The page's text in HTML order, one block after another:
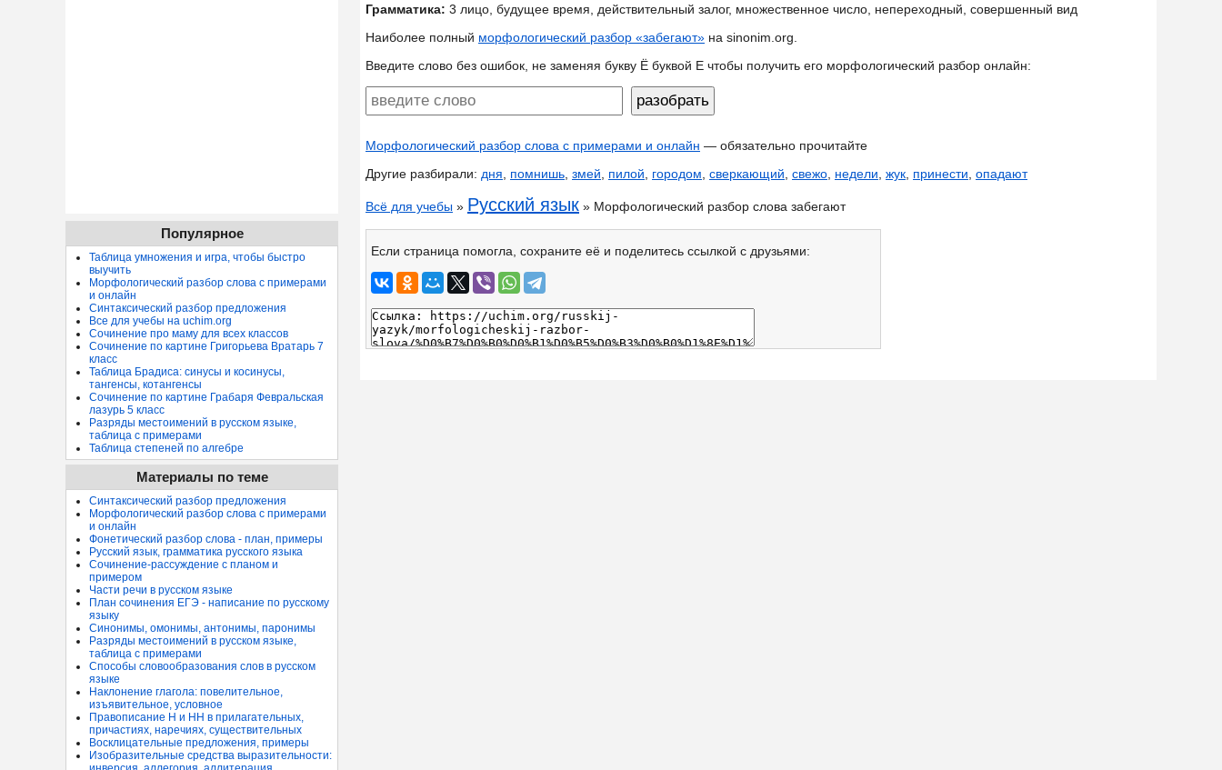
Грамматика: 3 лицо, будущее время, действительный залог, множественное число, непереходный, совершенный вид
Наиболее полный морфологический разбор «забегают» на sinonim.org.
Введите слово без ошибок, не заменяя букву Ё буквой Е чтобы получить его морфологический разбор онлайн:
Морфологический разбор слова с примерами и онлайн — обязательно прочитайте
Другие разбирали: дня помнишь змей пилой городом сверкающий свежо недели жук принести опадают
Всё для учебы » Русский язык » Морфологический разбор слова забегают
Если страница помогла, сохраните её и поделитесь ссылкой с друзьями:
Популярное
Таблица умножения и игра, чтобы быстро
выучить
Морфологический разбор слова с примерами
и онлайн
Синтаксический разбор предложения
Все для учебы на uchim.org
Сочинение про маму для всех классов
Сочинение по картине Григорьева Вратарь 7
класс
Таблица Брадиса: синусы и косинусы,
тангенсы, котангенсы
Сочинение по картине Грабаря Февральская
лазурь 5 класс
Разряды местоимений в русском языке,
таблица с примерами
Таблица степеней по алгебре
Материалы по теме
Синтаксический разбор предложения
Морфологический разбор слова с примерами
и онлайн
Фонетический разбор слова - план, примеры
Русский язык, грамматика русского языка
Сочинение-рассуждение с планом и
примером
Части речи в русском языке
План сочинения ЕГЭ - написание по русскому
языку
Синонимы, омонимы, антонимы, паронимы
Разряды местоимений в русском языке,
таблица с примерами
Способы словообразования слов в русском
языке
Наклонение глагола: повелительное,
изъявительное, условное
Правописание Н и НН в прилагательных,
причастиях, наречиях, существительных
Восклицательные предложения, примеры
Изобразительные средства выразительности: